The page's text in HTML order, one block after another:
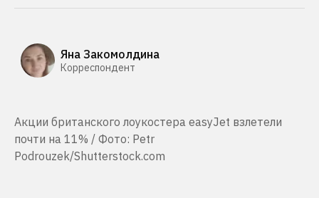
Яна Закомолдина
Корреспондент
Акции британского лоукостера easyJet взлетели
почти на 11% / Фото: Petr
Podrouzek/Shutterstock.com